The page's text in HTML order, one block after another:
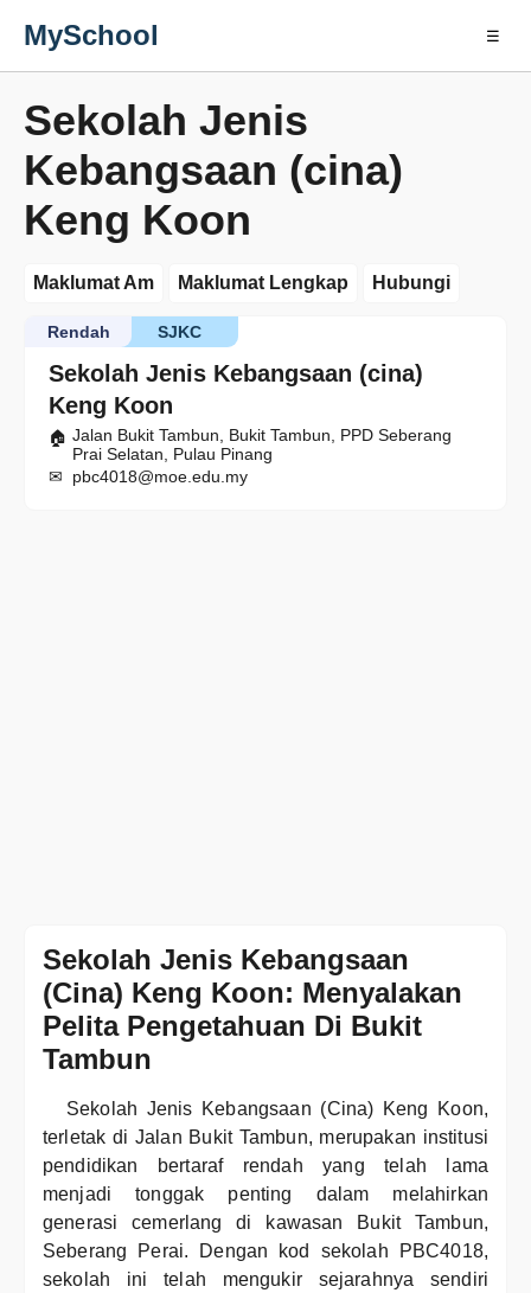
MySchool ☰
Sekolah Jenis
Kebangsaan (cina)
Keng Koon
Maklumat Am Maklumat Lengkap Hubungi
Sekolah Jenis Kebangsaan (cina)
Keng Koon
SJKC
Rendah
Jalan Bukit Tambun, Bukit Tambun, PPD Seberang
Prai Selatan, Pulau Pinang
pbc4018@moe.edu.my
Sekolah Jenis Kebangsaan
(Cina) Keng Koon: Menyalakan
Pelita Pengetahuan Di Bukit
Tambun
Sekolah Jenis Kebangsaan (Cina) Keng Koon,
terletak di Jalan Bukit Tambun, merupakan institusi
pendidikan bertaraf rendah yang telah lama
menjadi tonggak penting dalam melahirkan
generasi cemerlang di kawasan Bukit Tambun,
Seberang Perai. Dengan kod sekolah PBC4018,
sekolah ini telah mengukir sejarahnya sendiri